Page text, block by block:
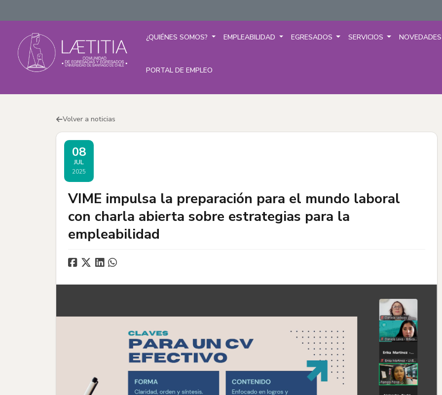
¿QUIÉNES SOMOS? EMPLEABILIDAD EGRESADOS SERVICIOS NOVEDADES
PORTAL DE EMPLEO
Volver a noticias
08
JUL
2025
VIME impulsa la preparación para el mundo laboral
con charla abierta sobre estrategias para la
empleabilidad